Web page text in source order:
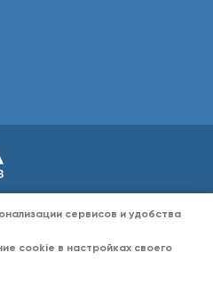
Статьи 437 Гражданского кодекса РФ.
только с согласия администрации «Витрина
отказа.
сервисов и удобства
cookie в настройках своего